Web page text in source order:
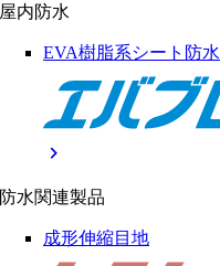
屋内防水
EVA樹脂系シート防水
chevron_right
防水関連製品
成形伸縮目地